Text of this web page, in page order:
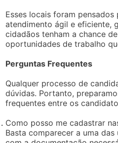
Esses locais foram pensados
atendimento ágil e eficiente,
cidadãos tenham a chance
oportunidades de trabalho
Perguntas Frequentes
Qualquer processo de
dúvidas. Portanto,
frequentes entre os
Como posso me cadastrar
Basta comparecer a uma